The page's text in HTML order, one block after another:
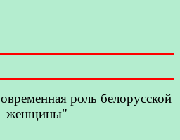
роль белорусской
женщины"